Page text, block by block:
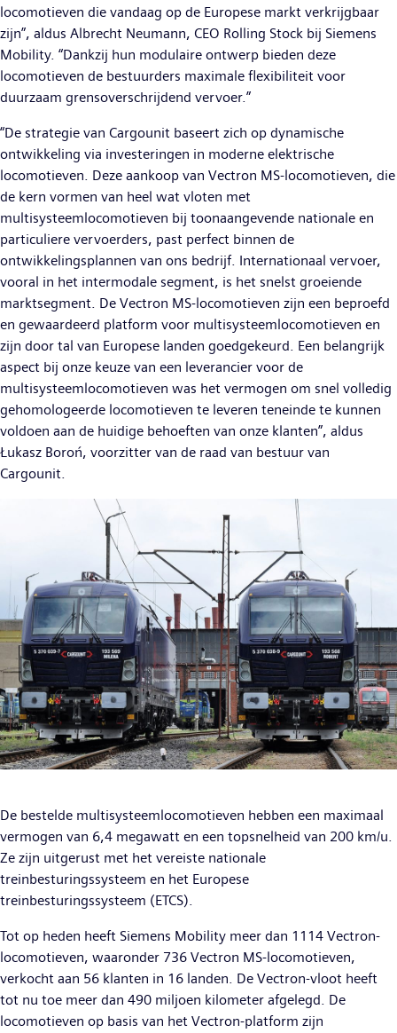
locomotieven die vandaag op de Europese markt verkrijgbaar
zijn”, aldus Albrecht Neumann, CEO Rolling Stock bij Siemens
Mobility. “Dankzij hun modulaire ontwerp bieden deze
locomotieven de bestuurders maximale flexibiliteit voor
duurzaam grensoverschrijdend vervoer.”
“De strategie van Cargounit baseert zich op dynamische
ontwikkeling via investeringen in moderne elektrische
locomotieven. Deze aankoop van Vectron MS-locomotieven, die
de kern vormen van heel wat vloten met
multisysteemlocomotieven bij toonaangevende nationale en
particuliere vervoerders, past perfect binnen de
ontwikkelingsplannen van ons bedrijf. Internationaal vervoer,
vooral in het intermodale segment, is het snelst groeiende
marktsegment. De Vectron MS-locomotieven zijn een beproefd
en gewaardeerd platform voor multisysteemlocomotieven en
zijn door tal van Europese landen goedgekeurd. Een belangrijk
aspect bij onze keuze van een leverancier voor de
multisysteemlocomotieven was het vermogen om snel volledig
gehomologeerde locomotieven te leveren teneinde te kunnen
voldoen aan de huidige behoeften van onze klanten”, aldus
Łukasz Boroń, voorzitter van de raad van bestuur van
Cargounit.
De bestelde multisysteemlocomotieven hebben een maximaal
vermogen van 6,4 megawatt en een topsnelheid van 200 km/u.
Ze zijn uitgerust met het vereiste nationale
treinbesturingssysteem en het Europese
treinbesturingssysteem (ETCS).
Tot op heden heeft Siemens Mobility meer dan 1114 Vectron-
locomotieven, waaronder 736 Vectron MS-locomotieven,
verkocht aan 56 klanten in 16 landen. De Vectron-vloot heeft
tot nu toe meer dan 490 miljoen kilometer afgelegd. De
locomotieven op basis van het Vectron-platform zijn